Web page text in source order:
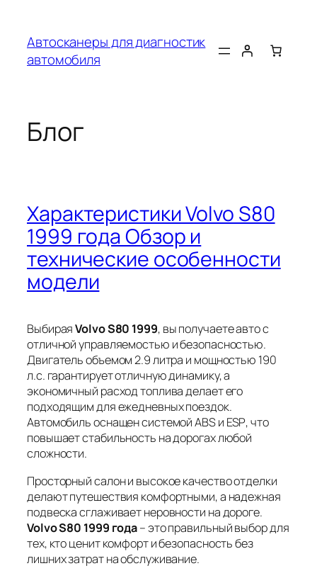
содержимому
Автосканеры для диагностик
автомобиля
Блог
Характеристики Volvo S80
1999 года Обзор и
технические особенности
модели
ВыбираяVolvo S80 1999, вы получаете авто с
отличной управляемостью и безопасностью.
Двигатель объемом 2.9 литра и мощностью 190
л.с. гарантирует отличную динамику, а
экономичный расход топлива делает его
подходящим для ежедневных поездок.
Автомобиль оснащен системойABSи ESP, что
повышает стабильность на дорогах любой
сложности.
Просторный салон и высокое качество отделки
делают путешествия комфортными, а надежная
подвеска сглаживает неровности на дороге.
Volvo S80 1999 года– это правильный выбор для
тех, кто ценит комфорт и безопасность без
лишних затрат на обслуживание.